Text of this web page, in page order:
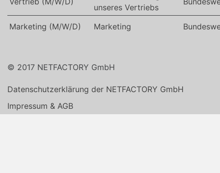
unseres Vertriebs
Marketing (M/W/D) Marketing
© 2017 NETFACTORY GmbH
Datenschutzerklärung der NETFACTORY GmbH
Impressum & AGB